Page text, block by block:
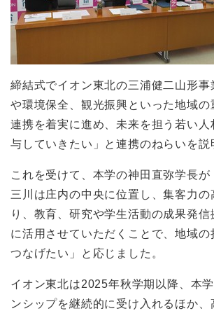
締結式でイオン東北の三浦健二山形事
や環境保全、観光振興といった地域の
連携を着実に進め、未来を担う若い人
与していきたい」と連携のねらいを説
これを受けて、本学の神田直弥学長が
三川は庄内の中央に位置し、集客力の
り、教育、研究や学生活動の成果発信
に活用させていただくことで、地域の
つなげたい」と応じました。
イオン東北は2025年秋学期以降、本
ンシップを継続的に受け入れるほか、